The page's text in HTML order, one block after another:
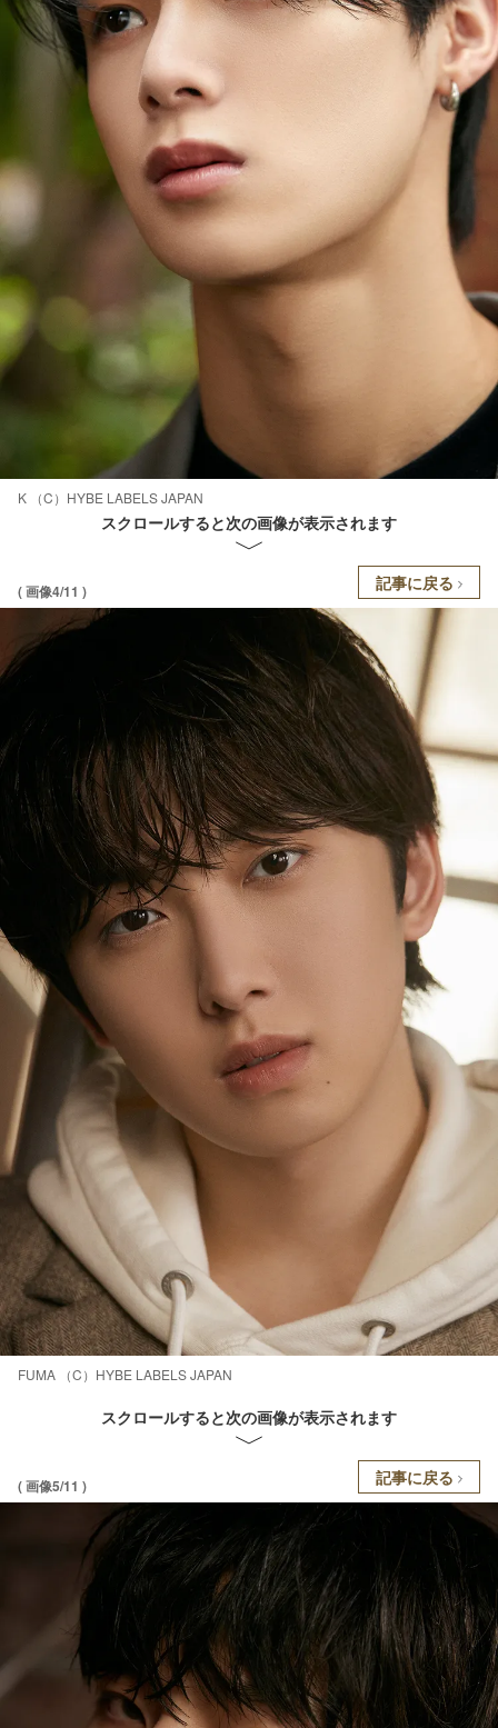
K （C）HYBE LABELS JAPAN
スクロールすると次の画像が表示されます
( 画像4/11 ) 記事に戻る
FUMA （C）HYBE LABELS JAPAN
スクロールすると次の画像が表示されます
( 画像5/11 ) 記事に戻る